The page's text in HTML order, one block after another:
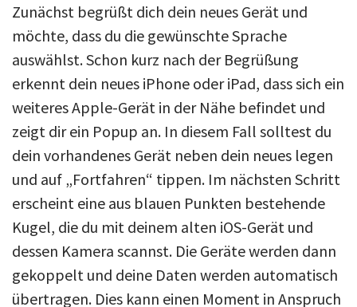
Zunächst begrüßt dich dein neues Gerät und
möchte, dass du die gewünschte Sprache
auswählst. Schon kurz nach der Begrüßung
erkennt dein neues iPhone oder iPad, dass sich ein
weiteres Apple-Gerät in der Nähe befindet und
zeigt dir ein Popup an. In diesem Fall solltest du
dein vorhandenes Gerät neben dein neues legen
und auf „Fortfahren“ tippen. Im nächsten Schritt
erscheint eine aus blauen Punkten bestehende
Kugel, die du mit deinem alten iOS-Gerät und
dessen Kamera scannst. Die Geräte werden dann
gekoppelt und deine Daten werden automatisch
übertragen. Dies kann einen Moment in Anspruch